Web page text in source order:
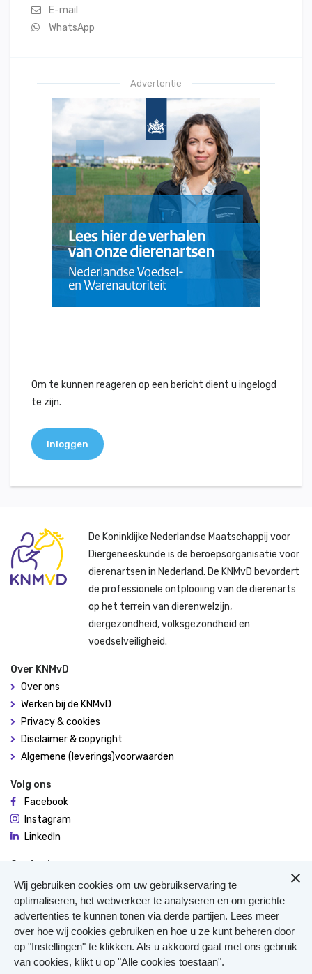
E-mail
WhatsApp
Advertentie
Om te kunnen reageren op een bericht dient u ingelogd
te zijn.
Inloggen
De Koninklijke Nederlandse Maatschappij voor
Diergeneeskunde is de beroepsorganisatie voor
dierenartsen in Nederland. De KNMvD bevordert
de professionele ontplooiing van de dierenarts
op het terrein van dierenwelzijn,
diergezondheid, volksgezondheid en
voedselveiligheid.
Over KNMvD
Over ons
Werken bij de KNMvD
Privacy & cookies
Disclaimer & copyright
Algemene (leverings)voorwaarden
Volg ons
Facebook
Instagram
LinkedIn
Contact
De Molen 94
3995 AX Houten
0306348900
Meer contact
Veterinair Vangnet
Pers
Wij gebruiken cookies om uw gebruikservaring te
optimaliseren, het webverkeer te analyseren en om gerichte
advertenties te kunnen tonen via derde partijen. Lees meer
over hoe wij cookies gebruiken en hoe u ze kunt beheren door
op "Instellingen" te klikken. Als u akkoord gaat met ons gebruik
van cookies, klikt u op "Alle cookies toestaan".